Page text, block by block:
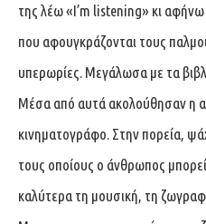
της λέω «I’m listening» κι αφήνω
που αφουγκράζονται τους
υπερωρίες. Μεγάλωσα με τα
Μέσα από αυτά ακολούθησαν η
κινηματογράφο. Στην πορεία,
τους οποίους ο άνθρωπος
καλύτερα τη μουσική, τη